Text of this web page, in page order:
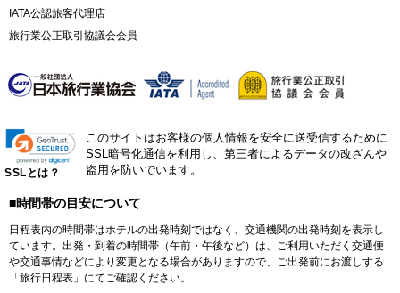
IATA公認旅客代理店
旅行業公正取引協議会会員
SSLとは？
このサイトはお客様の個人情報を安全に送受信するために
SSL暗号化通信を利用し、第三者によるデータの改ざんや
盗用を防いでいます。
■時間帯の目安について
日程表内の時間帯はホテルの出発時刻ではなく、交通機関の出発時刻を表示し
ています。出発・到着の時間帯（午前・午後など）は、ご利用いただく交通便
や交通事情などにより変更となる場合がありますので、ご出発前にお渡しする
「旅行日程表」にてご確認ください。